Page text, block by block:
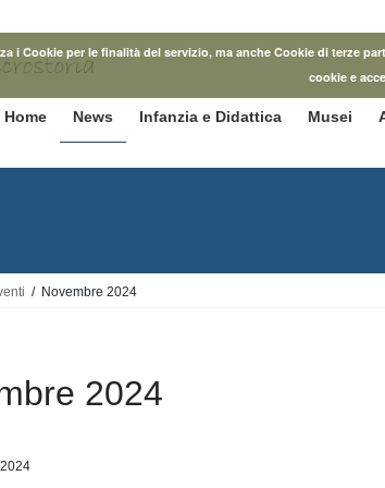
Home News Infanzia e Didattica Musei
Novembre 2024
2024
i Cookie per le finalità del servizio, ma anche Cookie di terze
cookie e